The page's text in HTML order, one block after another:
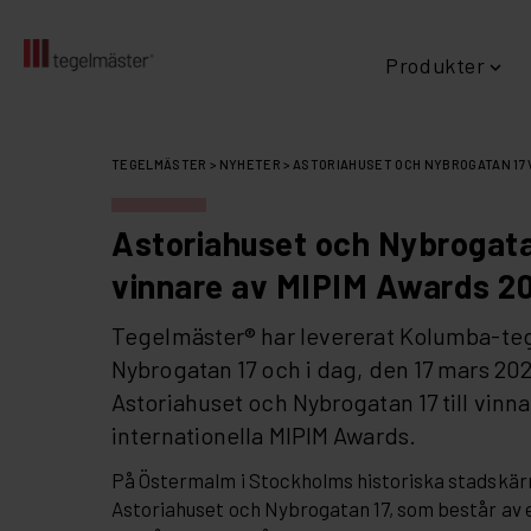
Produkter
TEGELMÄSTER > NYHETER > ASTORIAHUSET OCH NYBROGATAN
Astoriahuset och
vinnare av MIPIM Awards
Tegelmäster® har levererat Kolumba-
Nybrogatan 17 och i dag, den 17 mars
Astoriahuset och Nybrogatan 17 till
internationella MIPIM Awards.
På Östermalm i Stockholms historiska
Astoriahuset och Nybrogatan 17, som består